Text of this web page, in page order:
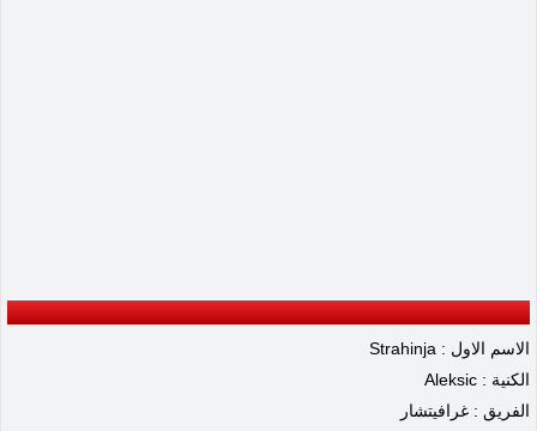
الاسم الاول : Strahinja
الكنية : Aleksic
الفريق : غرافيتشار